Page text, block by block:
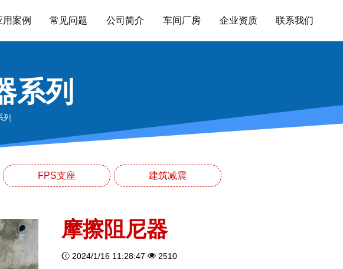
用案例 常见问题 公司简介 车间厂房 企业资质 联系我们
系列
列
FPS支座 建筑减震
摩擦阻尼器
2024/1/16 11:28:47 2510